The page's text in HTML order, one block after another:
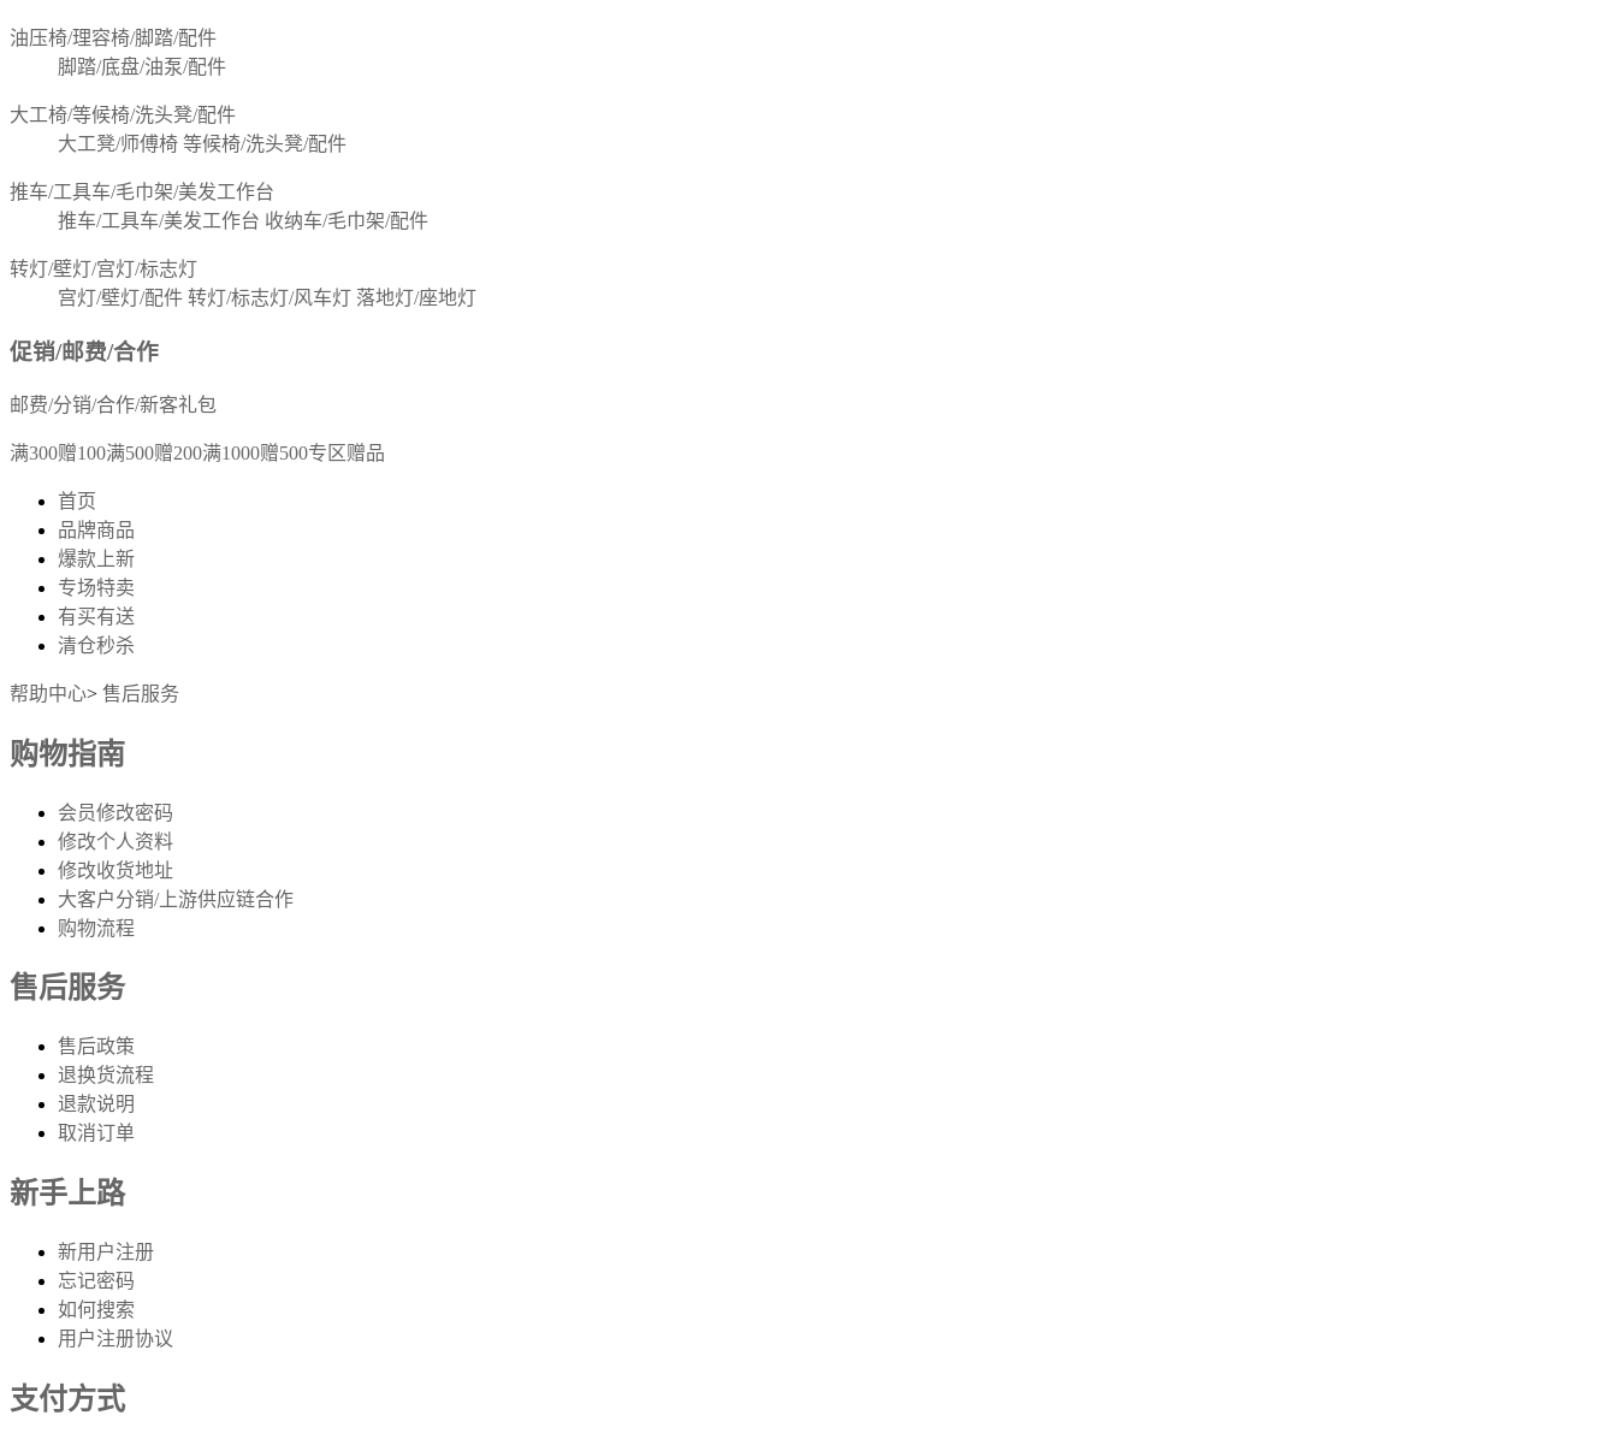
油压椅/理容椅/脚踏/配件
脚踏/底盘/油泵/配件
大工椅/等候椅/洗头凳/配件
大工凳/师傅椅 等候椅/洗头凳/配件
推车/工具车/毛巾架/美发工作台
推车/工具车/美发工作台 收纳车/毛巾架/配件
转灯/壁灯/宫灯/标志灯
宫灯/壁灯/配件 转灯/标志灯/风车灯 落地灯/座地灯
促销/邮费/合作
邮费/分销/合作/新客礼包
满300赠100满500赠200满1000赠500专区赠品
首页
品牌商品
爆款上新
专场特卖
有买有送
清仓秒杀
帮助中心> 售后服务
购物指南
会员修改密码
修改个人资料
修改收货地址
大客户分销/上游供应链合作
购物流程
售后服务
售后政策
退换货流程
退款说明
取消订单
新手上路
新用户注册
忘记密码
如何搜索
用户注册协议
支付方式